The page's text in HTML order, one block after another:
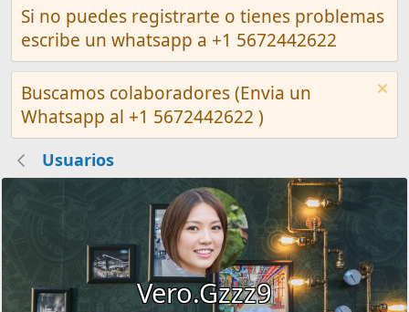
Si no puedes registrarte o tienes problemas
escribe un whatsapp a +1 5672442622
Buscamos colaboradores (Envia un
Whatsapp al +1 5672442622 )
Usuarios
Vero.Gzzz9